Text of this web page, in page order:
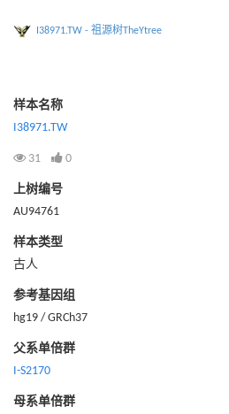
I38971.TW - 祖源树TheYtree
样本名称
I38971.TW
31 0
上树编号
AU94761
样本类型
古人
参考基因组
hg19 / GRCh37
父系单倍群
I-S2170
母系单倍群